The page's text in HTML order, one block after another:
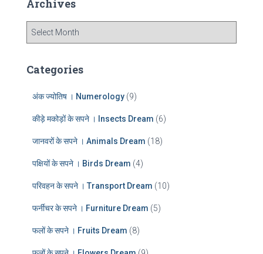
h
f
r
Archives
h
Categories
अंक ज्योतिष । Numerology (9)
कीड़े मकोड़ों के सपने । Insects Dream (6)
जानवरों के सपने । Animals Dream (18)
पक्षियों के सपने । Birds Dream (4)
परिवहन के सपने । Transport Dream (10)
फर्नीचर के सपने । Furniture Dream (5)
फलों के सपने । Fruits Dream (8)